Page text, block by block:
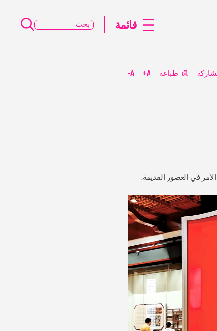
طباعة A+
A-
في العصور القديمة.
قائمة